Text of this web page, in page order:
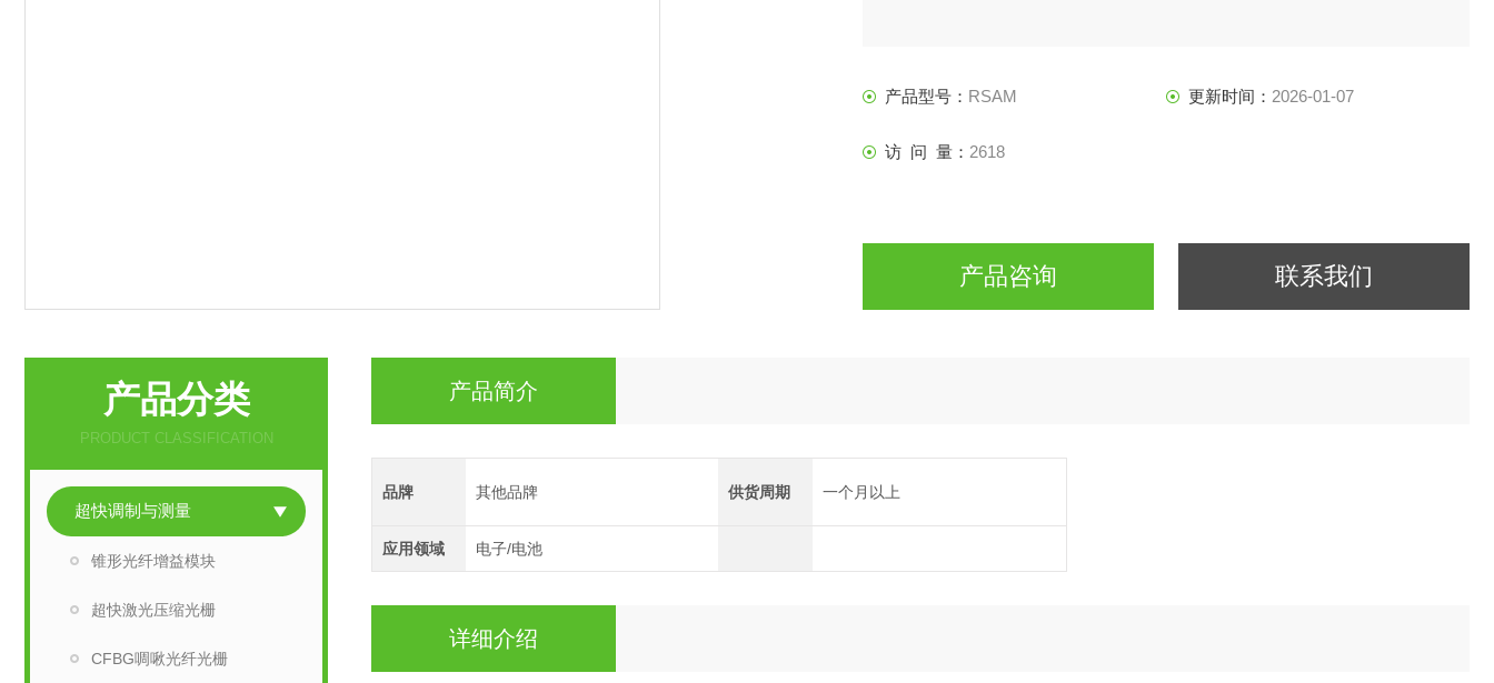
产品型号： RSAM 更新时间： 2026-01-07
访 问 量： 2618
产品咨询 联系我们
产品分类
PRODUCT CLASSIFICATION
超快调制与测量
锥形光纤增益模块
超快激光压缩光栅
CFBG啁啾光纤光栅
产品简介
品牌 其他品牌 供货周期 一个月以上
应用领域 电子/电池
详细介绍